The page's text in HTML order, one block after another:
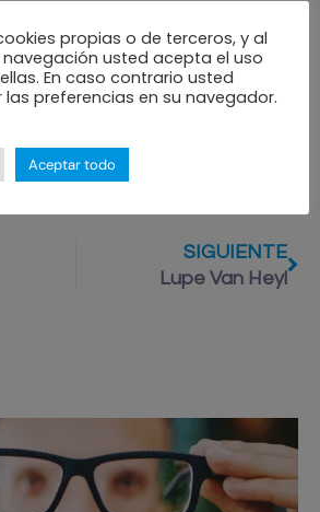
SIGUIENTE
Lupe Van Heyl
propias o de terceros, y al
usted acepta el uso
En caso contrario usted
preferencias en su navegador.
Aceptar todo